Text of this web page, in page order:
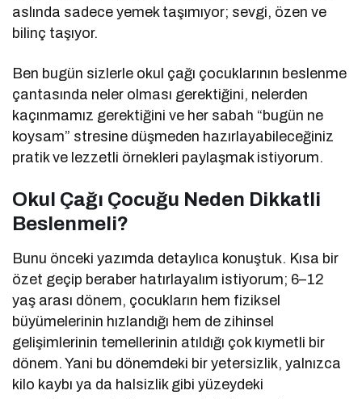
aslında sadece yemek taşımıyor; sevgi, özen ve
bilinç taşıyor.
Ben bugün sizlerle okul çağı çocuklarının beslenme
çantasında neler olması gerektiğini, nelerden
kaçınmamız gerektiğini ve her sabah “bugün ne
koysam” stresine düşmeden hazırlayabileceğiniz
pratik ve lezzetli örnekleri paylaşmak istiyorum.
Okul Çağı Çocuğu Neden Dikkatli
Beslenmeli?
Bunu önceki yazımda detaylıca konuştuk. Kısa bir
özet geçip beraber hatırlayalım istiyorum; 6–12
yaş arası dönem, çocukların hem fiziksel
büyümelerinin hızlandığı hem de zihinsel
gelişimlerinin temellerinin atıldığı çok kıymetli bir
dönem. Yani bu dönemdeki bir yetersizlik, yalnızca
kilo kaybı ya da halsizlik gibi yüzeydeki